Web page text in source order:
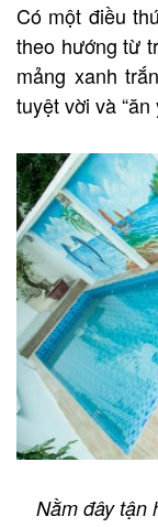
Có một điều
theo hướng từ
mảng xanh
tuyệt vời và
Nằm đây tận